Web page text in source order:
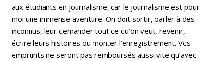
aux étudiants en journalisme, car le journalisme est pour
moi une immense aventure. On doit sortir, parler à des
inconnus, leur demander tout ce qu’on veut, revenir,
écrire leurs histoires ou monter l’enregistrement. Vos
emprunts ne seront pas remboursés aussi vite qu’avec